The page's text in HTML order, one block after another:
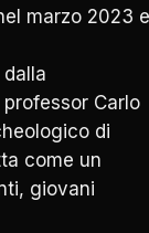
marzo 2023
Carlo
di
come un
giovani